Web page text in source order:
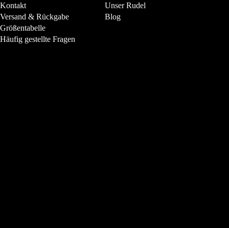
Kontakt
Versand & Rückgabe
Größentabelle
Häufig gestellte Fragen
Unser Rudel
Blog